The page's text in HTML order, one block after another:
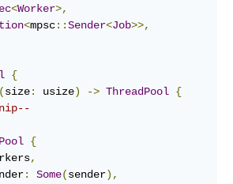
<Worker>,
<mpsc::Sender<Job>>,
{
size: usize) -> ThreadPool {
{
workers
,
sender
: Some(sender),